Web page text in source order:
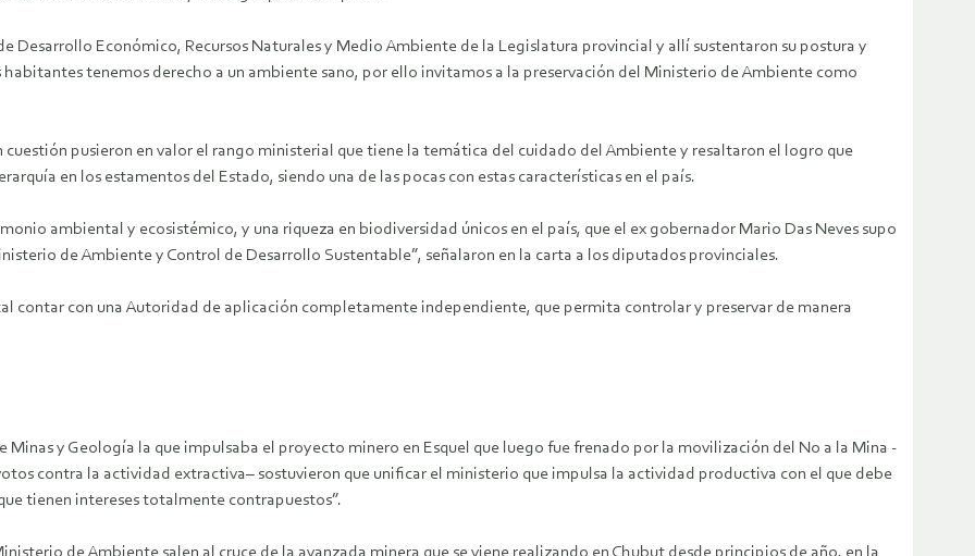
Desarrollo Económico, Recursos Naturales y Medio Ambiente de la Legislatura provincial y allí sustentaron su postura y
tenemos derecho a un ambiente sano, por ello invitamos a la preservación del Ministerio de Ambiente como
pusieron en valor el rango ministerial que tiene la temática del cuidado del Ambiente y resaltaron el logro que
en los estamentos del Estado, siendo una de las pocas con estas características en el país.
ambiental y ecosistémico, y una riqueza en biodiversidad únicos en el país, que el ex gobernador Mario Das Neves supo
de Ambiente y Control de Desarrollo Sustentable”, señalaron en la carta a los diputados provinciales.
contar con una Autoridad de aplicación completamente independiente, que permita controlar y preservar de manera
Minas y Geología la que impulsaba el proyecto minero en Esquel que luego fue frenado por la movilización del No a la Mina -
contra la actividad extractiva– sostuvieron que unificar el ministerio que impulsa la actividad productiva con el que debe
tienen intereses totalmente contrapuestos”.
de Ambiente salen al cruce de la avanzada minera que se viene realizando en Chubut desde principios de año, en la